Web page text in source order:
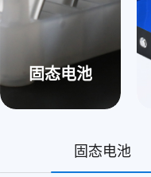
固态电池
固态电池